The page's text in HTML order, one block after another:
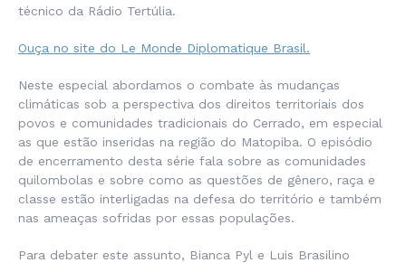
técnico da Rádio Tertúlia.
Ouça no site do Le Monde Diplomatique Brasil.
Neste especial abordamos o combate às mudanças
climáticas sob a perspectiva dos direitos territoriais dos
povos e comunidades tradicionais do Cerrado, em especial
as que estão inseridas na região do Matopiba. O episódio
de encerramento desta série fala sobre as comunidades
quilombolas e sobre como as questões de gênero, raça e
classe estão interligadas na defesa do território e também
nas ameaças sofridas por essas populações.
Para debater este assunto, Bianca Pyl e Luis Brasilino